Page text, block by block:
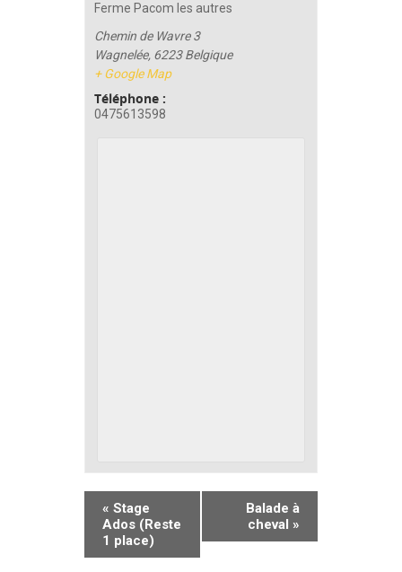
Ferme Pacom les autres
Chemin de Wavre 3
Wagnelée, 6223 Belgique
+ Google Map
Téléphone :
0475613598
« Stage
Ados (Reste
1 place)
Balade à
cheval »